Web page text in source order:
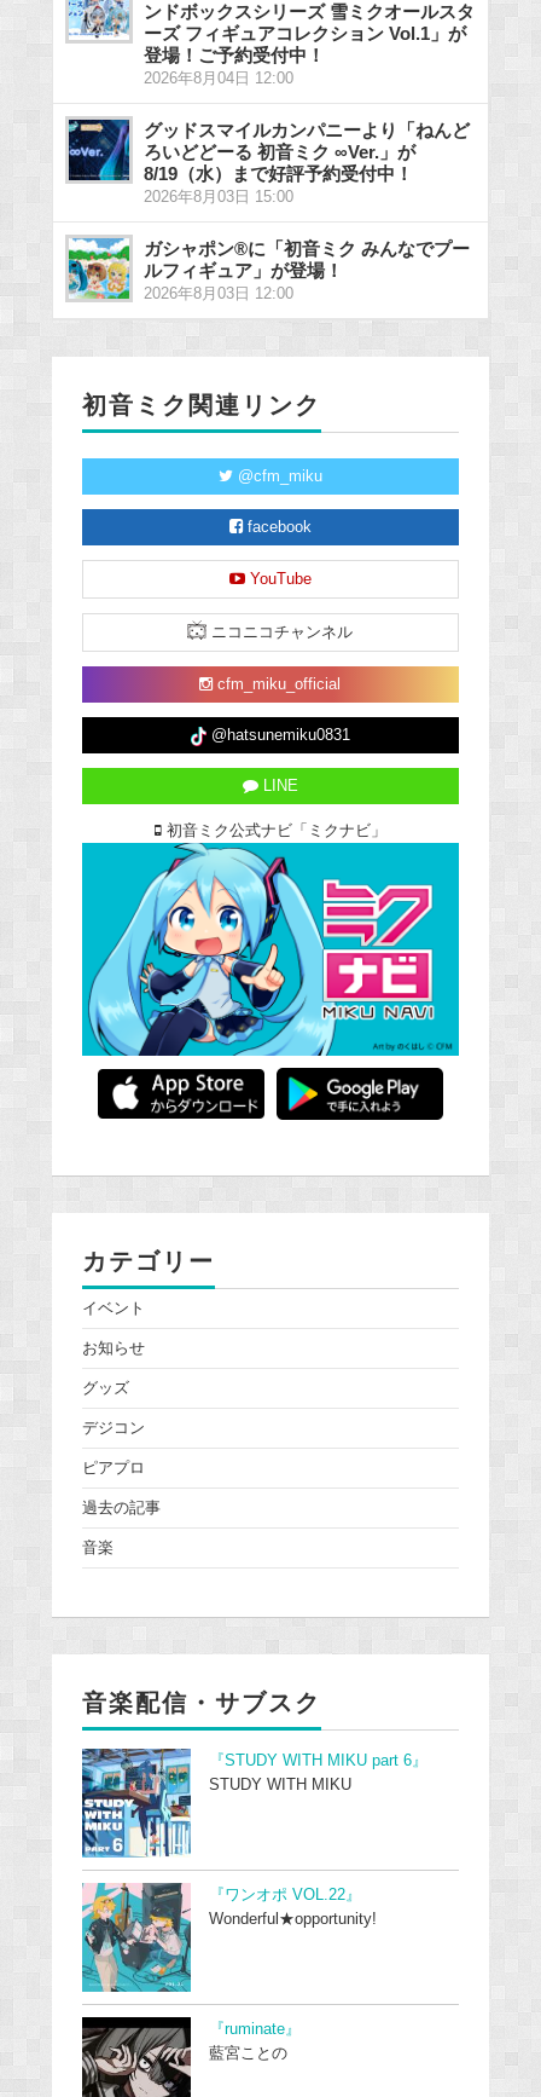
ンドボックスシリーズ 雪ミクオールスタ
ーズ フィギュアコレクション Vol.1」が
登場！ご予約受付中！
2026年8月04日 12:00
グッドスマイルカンパニーより「ねんど
ろいどどーる 初音ミク ∞Ver.」が
8/19（水）まで好評予約受付中！
2026年8月03日 15:00
ガシャポン®に「初音ミク みんなでプー
ルフィギュア」が登場！
2026年8月03日 12:00
初音ミク関連リンク
@cfm_miku
facebook
YouTube
ニコニコチャンネル
cfm_miku_official
@hatsunemiku0831
LINE
初音ミク公式ナビ「ミクナビ」
カテゴリー
イベント
お知らせ
グッズ
デジコン
ピアプロ
過去の記事
音楽
音楽配信・サブスク
『STUDY WITH MIKU part 6』
STUDY WITH MIKU
『ワンオポ VOL.22』
Wonderful★opportunity!
『ruminate』
藍宮ことの